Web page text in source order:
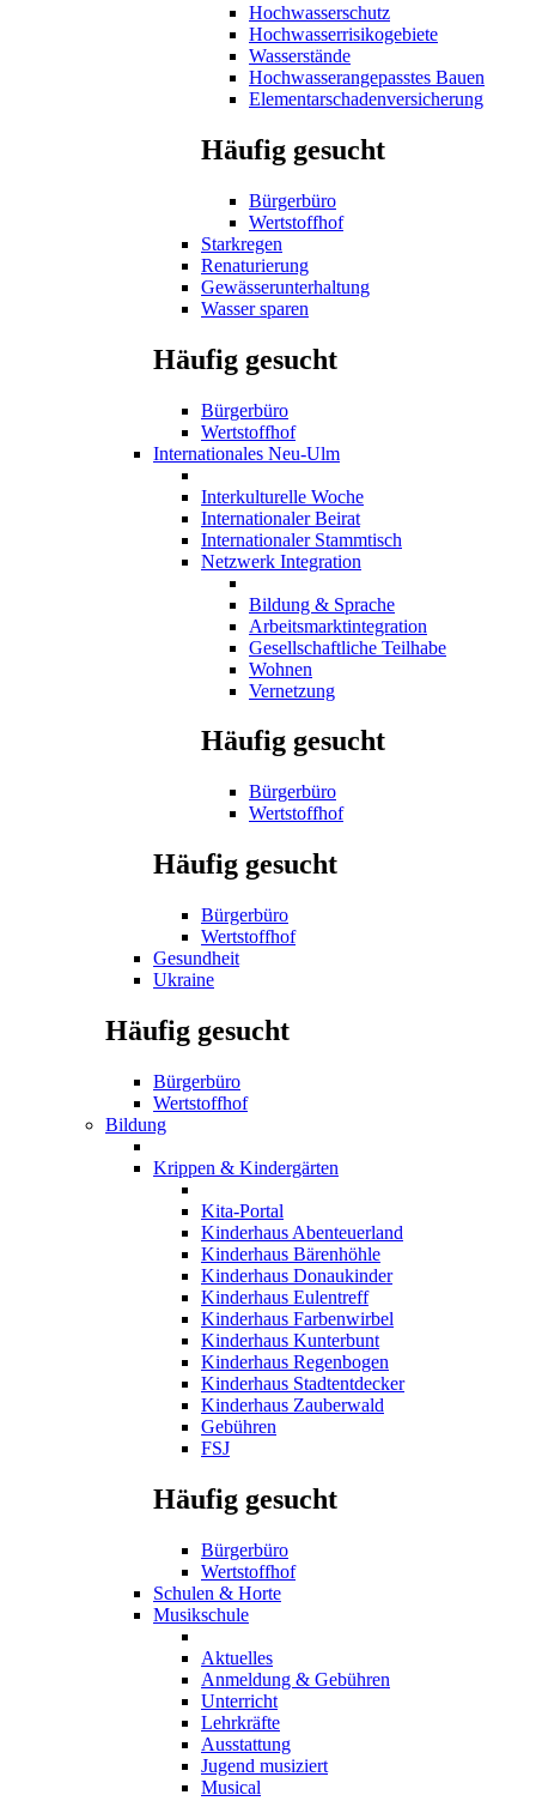
Hochwasserschutz
Hochwasserrisikogebiete
Wasserstände
Hochwasserangepasstes Bauen
Elementarschadenversicherung
Häufig gesucht
Bürgerbüro
Wertstoffhof
Starkregen
Renaturierung
Gewässerunterhaltung
Wasser sparen
Häufig gesucht
Bürgerbüro
Wertstoffhof
Internationales Neu-Ulm
Interkulturelle Woche
Internationaler Beirat
Internationaler Stammtisch
Netzwerk Integration
Bildung & Sprache
Arbeitsmarktintegration
Gesellschaftliche Teilhabe
Wohnen
Vernetzung
Häufig gesucht
Bürgerbüro
Wertstoffhof
Häufig gesucht
Bürgerbüro
Wertstoffhof
Gesundheit
Ukraine
Häufig gesucht
Bürgerbüro
Wertstoffhof
Bildung
Krippen & Kindergärten
Kita-Portal
Kinderhaus Abenteuerland
Kinderhaus Bärenhöhle
Kinderhaus Donaukinder
Kinderhaus Eulentreff
Kinderhaus Farbenwirbel
Kinderhaus Kunterbunt
Kinderhaus Regenbogen
Kinderhaus Stadtentdecker
Kinderhaus Zauberwald
Gebühren
FSJ
Häufig gesucht
Bürgerbüro
Wertstoffhof
Schulen & Horte
Musikschule
Aktuelles
Anmeldung & Gebühren
Unterricht
Lehrkräfte
Ausstattung
Jugend musiziert
Musical